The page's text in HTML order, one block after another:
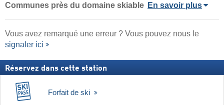
Communes près du domaine skiable En savoir plus
Vous avez remarqué une erreur ? Vous pouvez nous le
signaler ici
Réservez dans cette station
Forfait de ski